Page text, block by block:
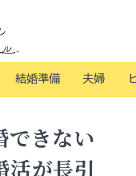
結婚準備 夫婦
できない
が長引